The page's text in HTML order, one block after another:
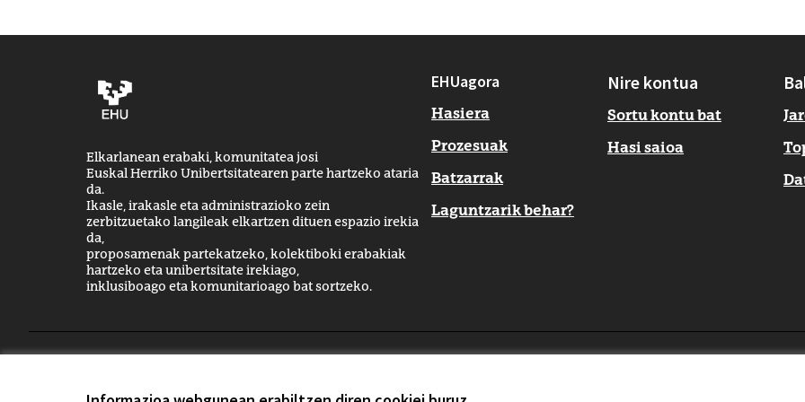
Elkarlanean erabaki, komunitatea josi
Euskal Herriko Unibertsitatearen parte hartzeko ataria
da.
Ikasle, irakasle eta administrazioko zein
zerbitzuetako langileak elkartzen dituen espazio irekia
da,
proposamenak partekatzeko, kolektiboki erabakiak
hartzeko eta unibertsitate irekiago,
inklusiboago eta komunitarioago bat sortzeko.
EHUagora
Hasiera
Prozesuak
Batzarrak
Laguntzarik behar?
Nire kontua
Sortu kontu bat
Hasi saioa